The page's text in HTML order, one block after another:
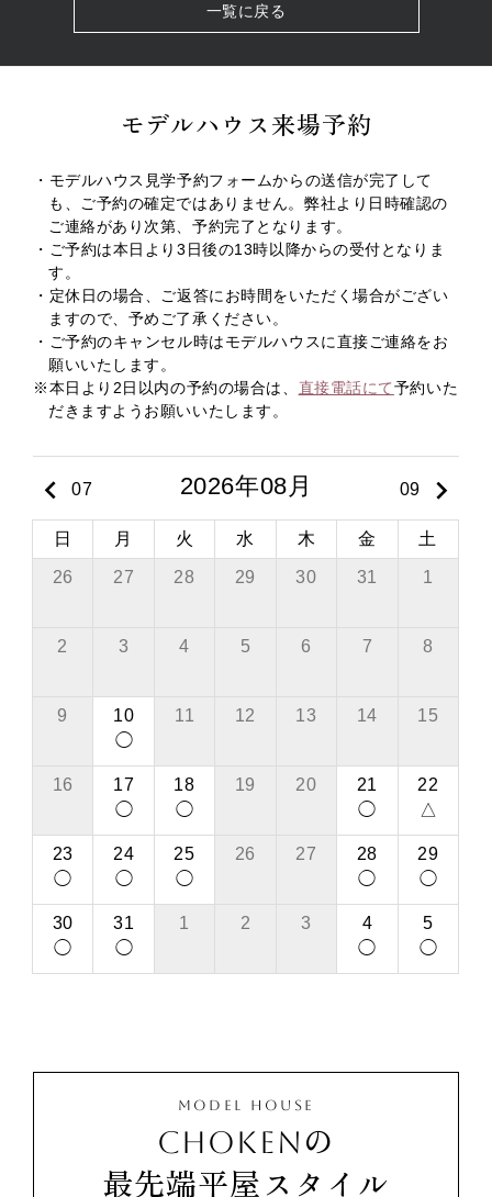
一覧に戻る
モデルハウス来場予約
・モデルハウス見学予約フォームからの送信が完了して
も、ご予約の確定ではありません。弊社より日時確認の
ご連絡があり次第、予約完了となります。
・ご予約は本日より3日後の13時以降からの受付となりま
す。
・定休日の場合、ご返答にお時間をいただく場合がござい
ますので、予めご了承ください。
・ご予約のキャンセル時はモデルハウスに直接ご連絡をお
願いいたします。
※本日より2日以内の予約の場合は、 直接電話にて予約いた
だきますようお願いいたします。
keyboard_arrow_left 07 2026年08月 09 keyboard_arrow_right
日 月 火 水 木 金 土
26 27 28 29 30 31 1
2 3 4 5 6 7 8
9 10
◯
11 12 13 14 15
16 17
◯
18
◯
19 20 21
◯
22
△
23
◯
24
◯
25
◯
26 27 28
◯
29
◯
30
◯
31
◯
1 2 3 4
◯
5
◯
MODEL HOUSE
CHOKENの
最先端平屋スタイル